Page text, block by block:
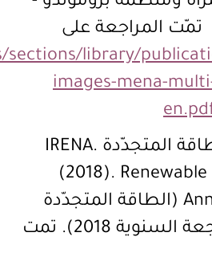
تمّت المراجعة على
library/
images-mena-
الوكالة الدولية للطاقة المتجدّدة IRENA.
(2018).
Annual Review 2018 (الطاقة المتجدّدة
والوظائف – المراجعة السنوية 2018). تمت